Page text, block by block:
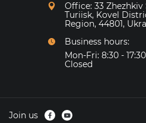
Office: 33 Zhezhkiv
Turiisk, Kovel
Region, 44801,
Business hours:
Mon-Fri: 8:30 -
Closed
Join us